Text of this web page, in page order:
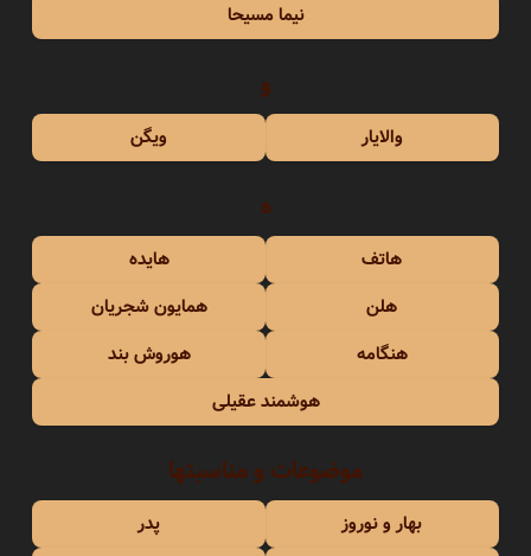
نیما مسیحا
و
والایار ویگن
ه
هاتف
هایده
هلن
همایون شجریان
هنگامه
هوروش بند
هوشمند عقیلی
موضوعات و مناسبتها
بهار و نوروز پدر